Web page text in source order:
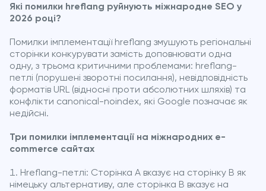
Які помилки hreflang руйнують міжнародне SEO у
2026 році?
Помилки імплементації hreflang змушують регіональні
сторінки конкурувати замість доповнювати одна
одну, з трьома критичними проблемами: hreflang-
петлі (порушені зворотні посилання), невідповідність
форматів URL (відносні проти абсолютних шляхів) та
конфлікти canonical-noindex, які Google позначає як
недійсні.
Три помилки імплементації на міжнародних e-
commerce сайтах
Hreflang-петлі: Сторінка A вказує на сторінку B як
німецьку альтернативу, але сторінка B вказує на